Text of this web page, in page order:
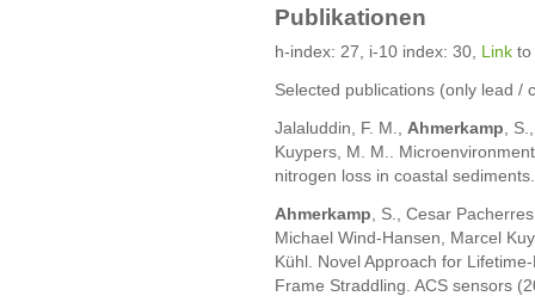
Publikationen
h-index: 27, i-10 index: 30, Link to
Selected publications (only lead /
Jalaluddin, F. M., Ahmerkamp ,
Kuypers, M. M..
nitrogen loss in coastal
Ahmerkamp , S., Cesar
Michael Wind-Hansen, Marcel
Kühl. Novel Approach for
Frame Straddling. ACS sensors